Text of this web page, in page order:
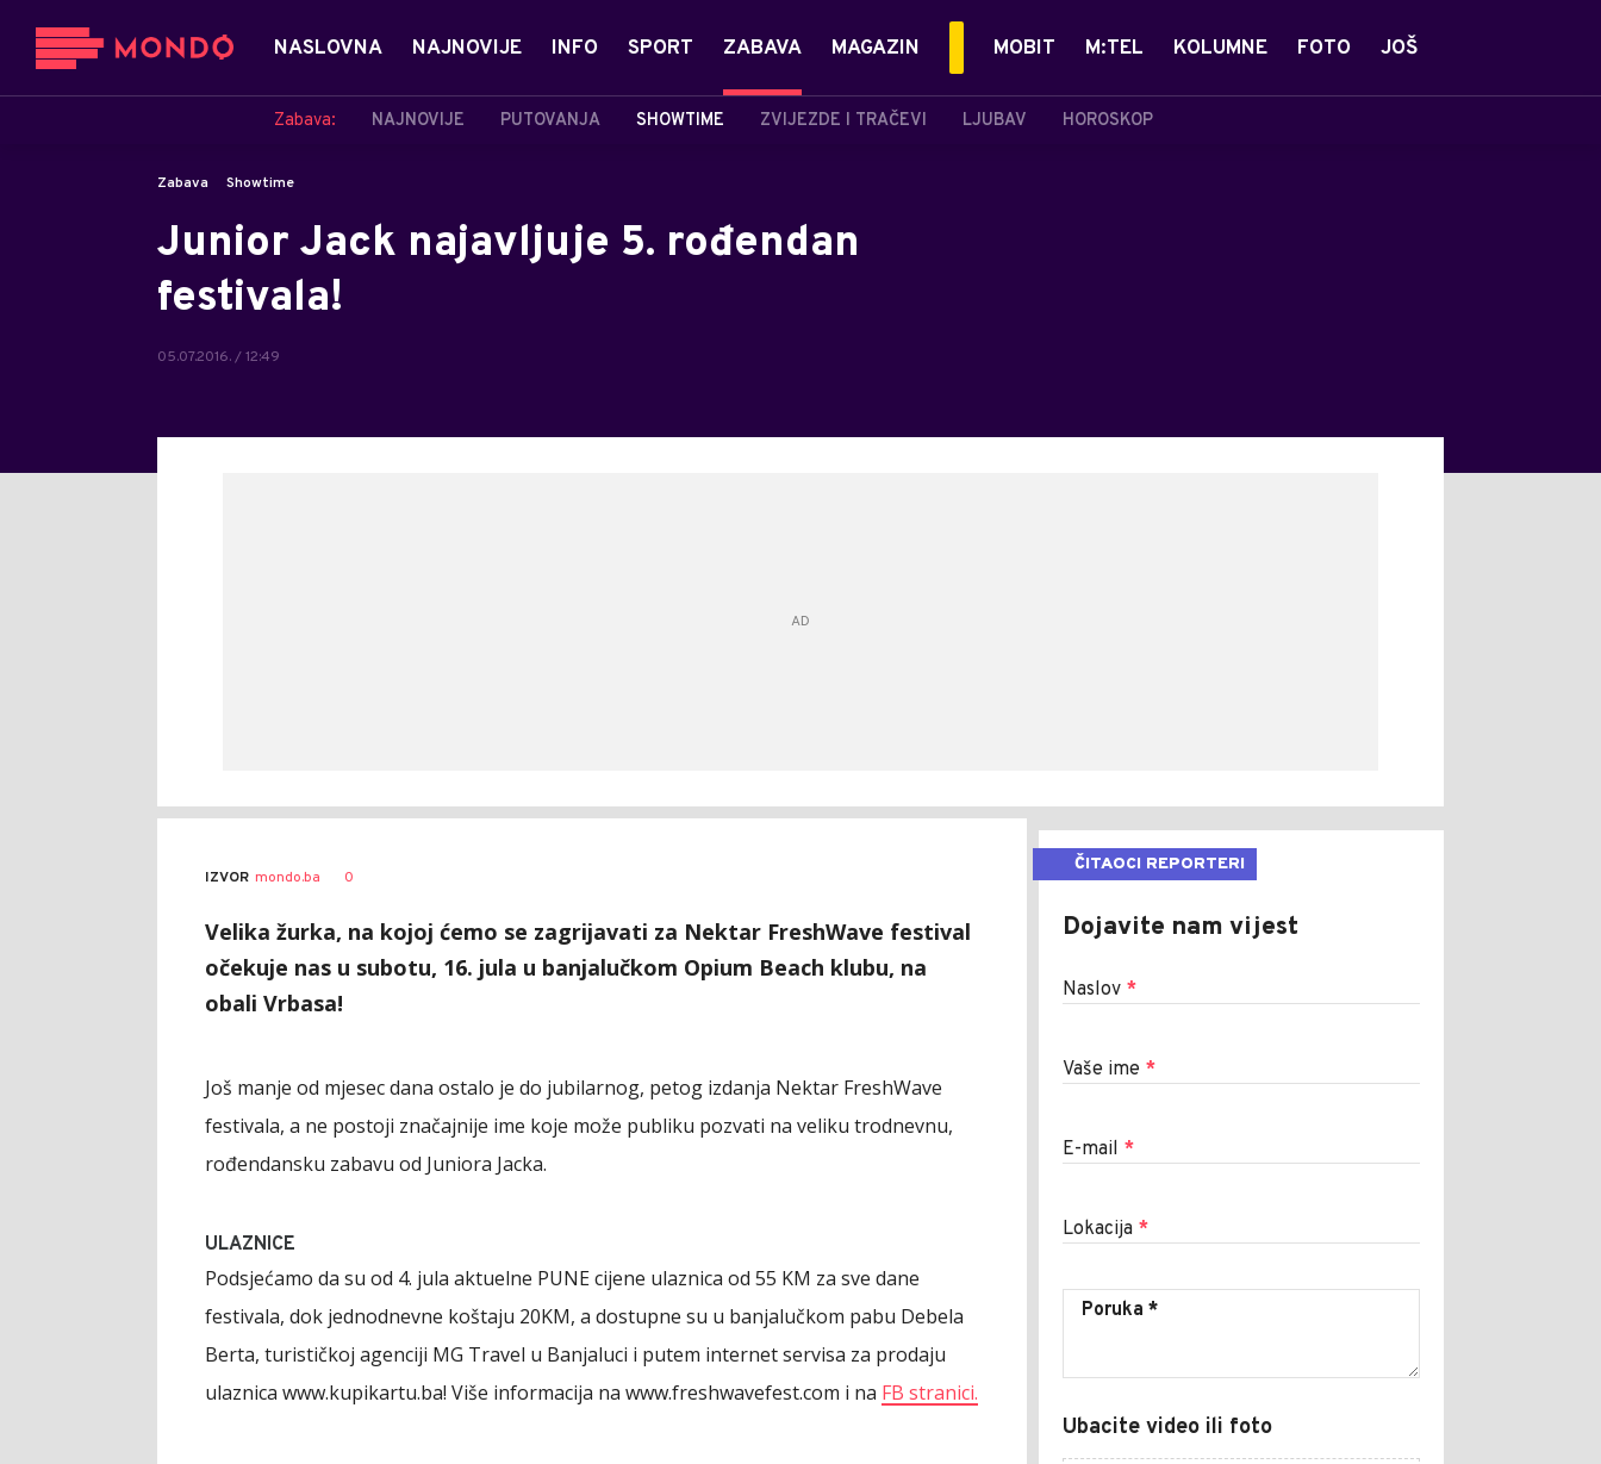
NASLOVNA NAJNOVIJE INFO SPORT ZABAVA
Zabava: NAJNOVIJE PUTOVANJA SHOWTIME ZVIJEZDE I TRAČEVI LJUBAV HOROSKOP
MAGAZIN MOBIT M:TEL KOLUMNE FOTO JOŠ
Zabava Showtime
Junior Jack najavljuje 5. rođendan
festivala!
05.07.2016. / 12:49
IZVOR mondo.ba 0
Velika žurka, na kojoj ćemo se zagrijavati za Nektar FreshWave festival
očekuje nas u subotu, 16. jula u banjalučkom Opium Beach klubu, na
obali Vrbasa!
Još manje od mjesec dana ostalo je do jubilarnog, petog izdanja Nektar FreshWave
festivala, a ne postoji značajnije ime koje može publiku pozvati na veliku trodnevnu,
rođendansku zabavu od Juniora Jacka.
ULAZNICE
Podsjećamo da su od 4. jula aktuelne PUNE cijene ulaznica od 55 KM za sve dane
festivala, dok jednodnevne koštaju 20KM, a dostupne su u banjalučkom pabu Debela
Berta, turističkoj agenciji MG Travel u Banjaluci i putem internet servisa za prodaju
ulaznica www.kupikartu.ba! Više informacija na www.freshwavefest.com i na FB stranici.
ČITAOCI REPORTERI
Dojavite nam vijest
Naslov *
Vaše ime *
E-mail *
Lokacija *
Ubacite video ili foto